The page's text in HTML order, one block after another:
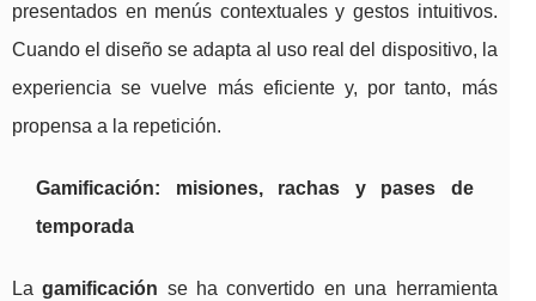
presentados en menús contextuales y gestos intuitivos.
Cuando el diseño se adapta al uso real del dispositivo, la
experiencia se vuelve más eficiente y, por tanto, más
propensa a la repetición.
Gamificación: misiones, rachas y pases de
temporada
Lagamificación se ha convertido en una herramienta